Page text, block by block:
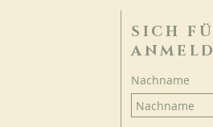
SICH
Nachname